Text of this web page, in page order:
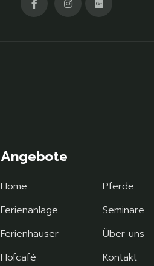
Angebote
Home
Ferienanlage
Ferienhäuser
Hofcafé
Pferde
Seminare
Über uns
Kontakt